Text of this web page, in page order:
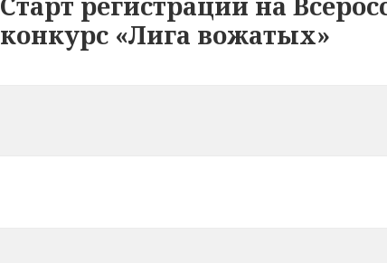
запись:
конкурс «Лига вожатых»